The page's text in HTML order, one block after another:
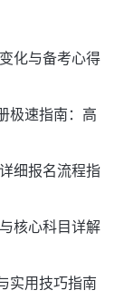
化与备考心得
极速指南：高
细报名流程指
核心科目详解
实用技巧指南